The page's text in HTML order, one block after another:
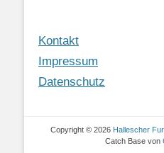
Kontakt
Impressum
Datenschutz
Copyright © 2026 Hallescher
Catch Base von